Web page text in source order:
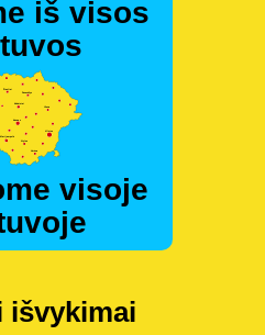
iš visos
visoje
išvykimai